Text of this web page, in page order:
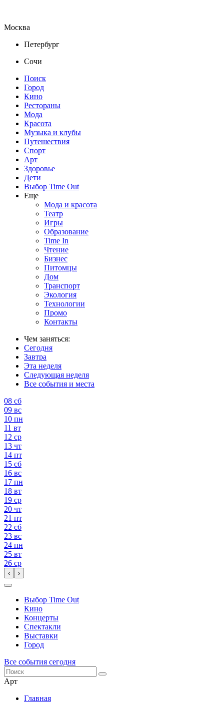
Москва
Петербург
Сочи
Поиск
Город
Кино
Рестораны
Мода
Красота
Музыка и клубы
Путешествия
Спорт
Арт
Здоровье
Дети
Выбор Time Out
Еще
Мода и красота
Театр
Игры
Образование
Time In
Чтение
Бизнес
Питомцы
Дом
Транспорт
Экология
Технологии
Промо
Контакты
Чем заняться:
Сегодня
Завтра
Эта неделя
Следующая неделя
Все события и места
08 сб
09 вс
10 пн
11 вт
12 ср
13 чт
14 пт
15 сб
16 вс
17 пн
18 вт
19 ср
20 чт
21 пт
22 сб
23 вс
24 пн
25 вт
26 ср
‹ ›
Выбор Time Out
Кино
Концерты
Спектакли
Выставки
Город
Все события сегодня
Арт
Главная